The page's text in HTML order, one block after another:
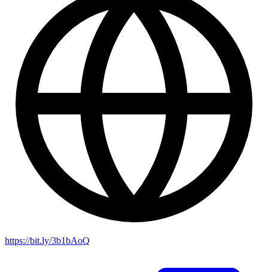
https://bit.ly/3b1bAoQ